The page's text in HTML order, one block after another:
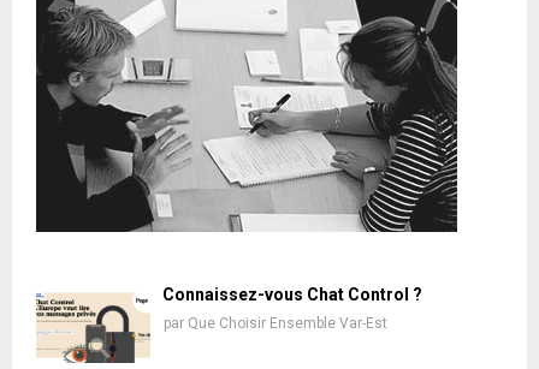
Connaissez-vous Chat Control ?
par Que Choisir Ensemble Var-Est